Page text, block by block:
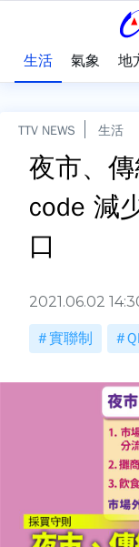
生活 氣象 地
TTV NEWS 生活
夜市、
code 減
口
2021.06.02
實聯制